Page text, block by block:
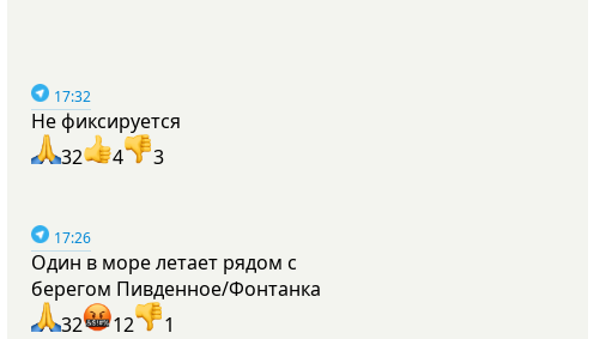
17:32
Не фиксируется
32
4 3
17:26
Один в море летает рядом с
берегом Пивденное/Фонтанка
32
12 1